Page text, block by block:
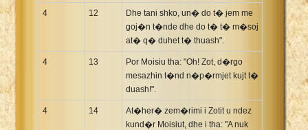
4 12
Dhe tani shko, un� do t� jem me
goj�n t�nde dhe do t� t� m�soj
at� q� duhet t� thuash".
4 13
Por Moisiu tha: "Oh! Zot, d�rgo
mesazhin t�nd n�p�rmjet kujt t�
duash!".
4 14
At�her� zem�rimi i Zotit u ndez
kund�r Moisiut, dhe i tha: "A nuk